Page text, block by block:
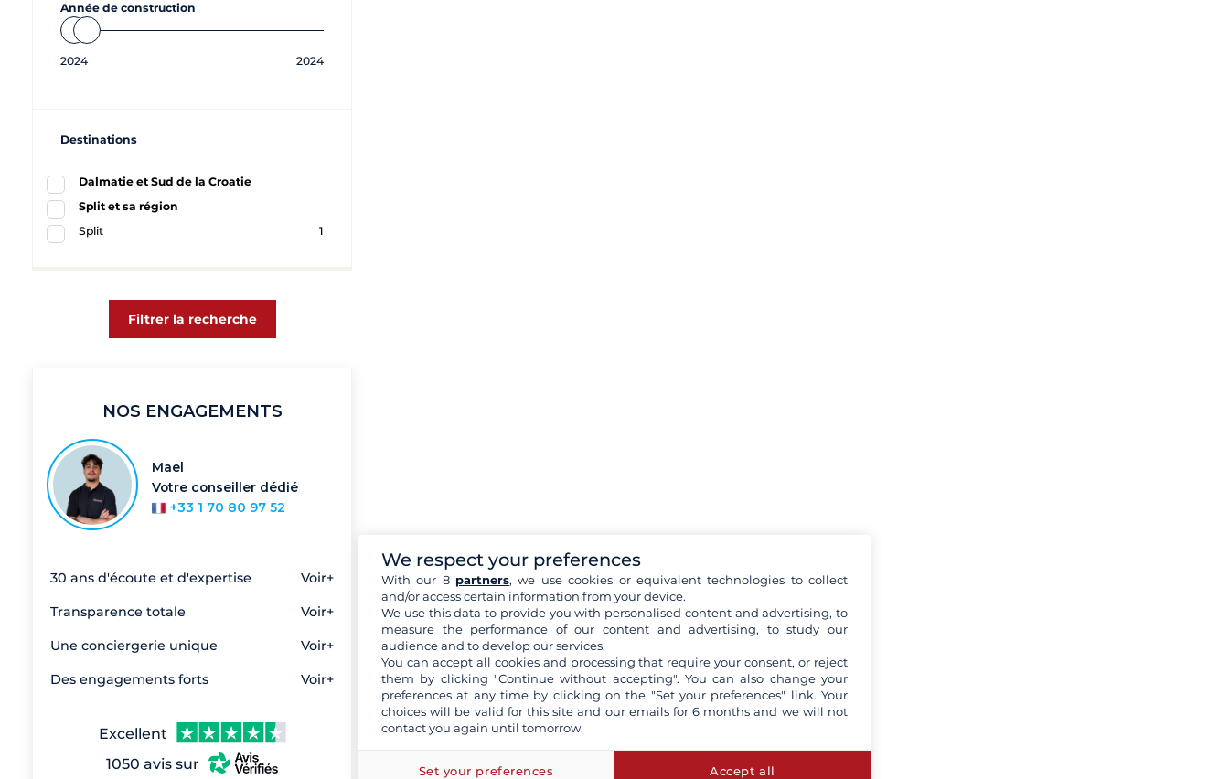
Année de construction
2024 2024
Destinations
Dalmatie et Sud de la Croatie
Split et sa région
Split
1
Filtrer la recherche
NOS ENGAGEMENTS
Mael
Votre conseiller dédié
+33 1 70 80 97 52
30 ans d'écoute et d'expertise Voir+
Transparence totale Voir+
Une conciergerie unique Voir+
Des engagements forts Voir+
Excellent
1050 avis sur
We respect your preferences
With our 8 partners, we use cookies or equivalent technologies to collect
and/or access certain information from your device.
We use this data to provide you with personalised content and advertising, to
measure the performance of our content and advertising, to study our
audience and to develop our services.
You can accept all cookies and processing that require your consent, or reject
them by clicking "Continue without accepting". You can also change your
preferences at any time by clicking on the "Set your preferences" link. Your
choices will be valid for this site and our emails for 6 months and we will not
contact you again until tomorrow.
Set your preferences Accept all